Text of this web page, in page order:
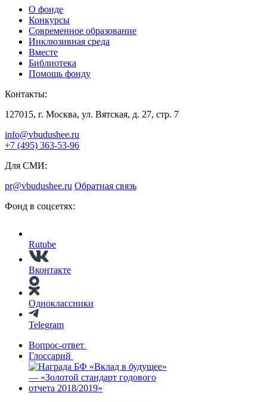
О фонде
Конкурсы
Современное образование
Инклюзивная среда
Вместе
Библиотека
Помощь фонду
Контакты:
127015, г. Москва, ул. Вятская, д. 27, стр. 7
info@vbudushee.ru
+7 (495) 363-53-96
Для СМИ:
pr@vbudushee.ru Обратная связь
Фонд в соцсетях:
Rutube
Вконтакте
Одноклассники
Telegram
Вопрос-ответ
Глоссарий